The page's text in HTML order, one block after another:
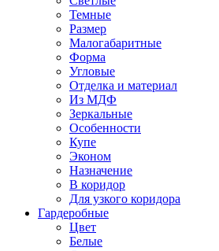
Темные
Размер
Малогабаритные
Форма
Угловые
Отделка и материал
Из МДФ
Зеркальные
Особенности
Купе
Эконом
Назначение
В коридор
Для узкого коридора
Гардеробные
Цвет
Белые